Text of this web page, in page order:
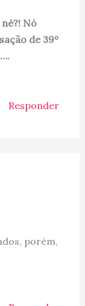
Nó
de 39º
Responder
porém,